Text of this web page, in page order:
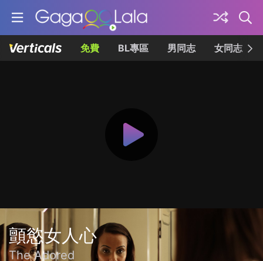
免費 BL專區 男同志 女同志
顫慾女人心
The Adored